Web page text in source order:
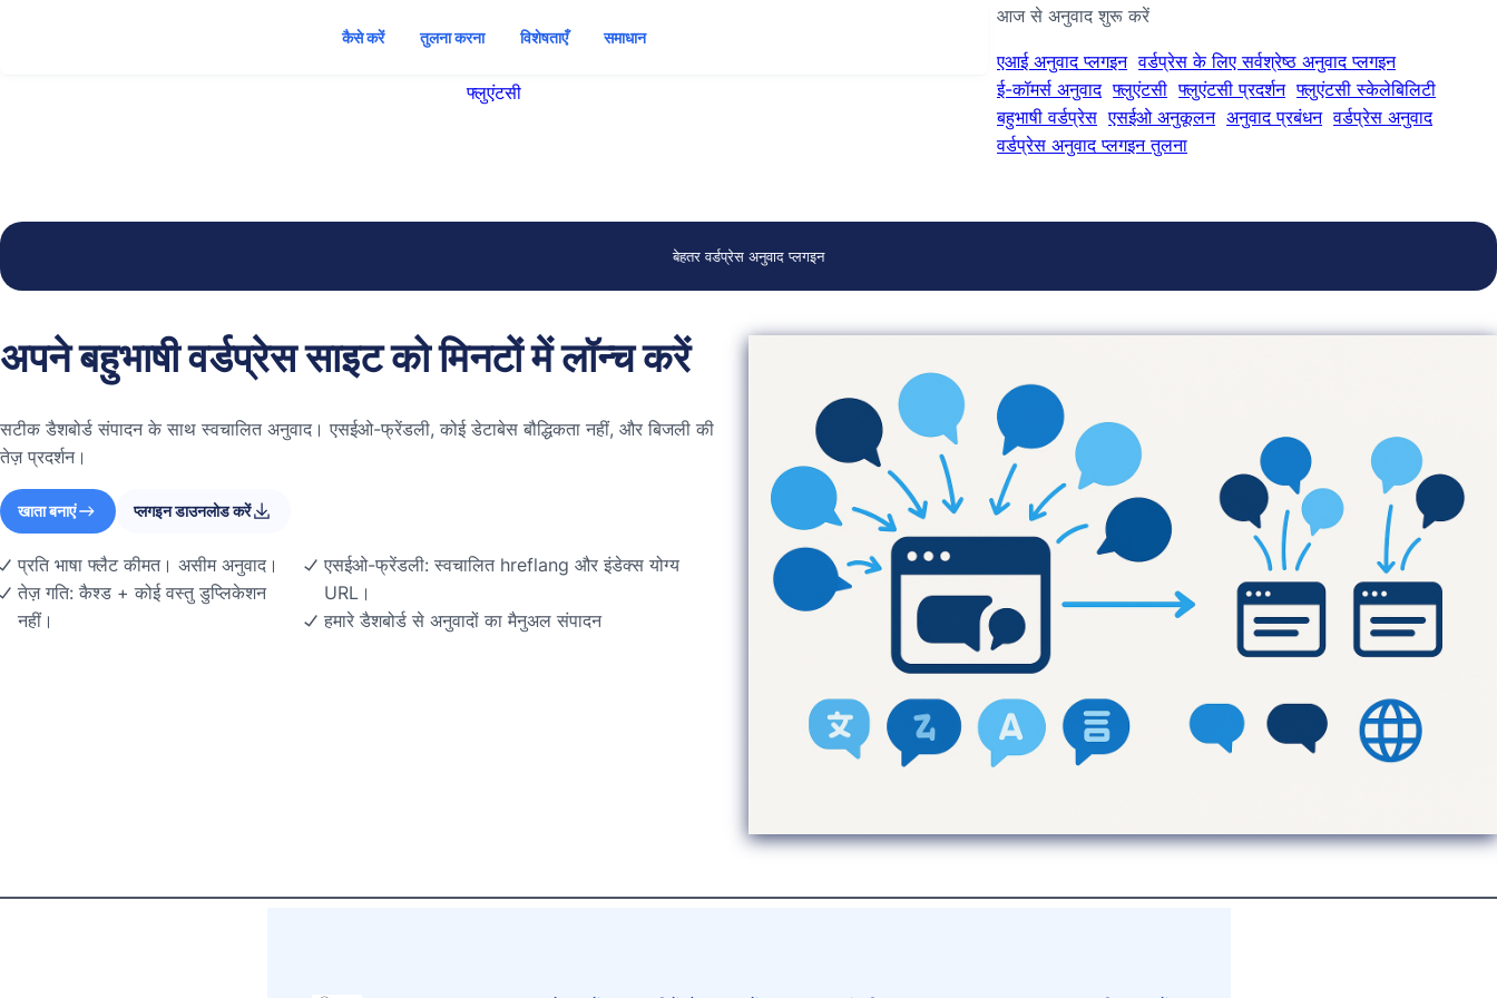
कैसे करें तुलना करना विशेषताएँ समाधान
फ्लुएंटसी
आज से अनुवाद शुरू करें
एआई अनुवाद प्लगइन वर्डप्रेस के लिए सर्वश्रेष्ठ अनुवाद प्लगइन
ई-कॉमर्स अनुवाद फ्लुएंटसी फ्लुएंटसी प्रदर्शन फ्लुएंटसी स्केलेबिलिटी
बहुभाषी वर्डप्रेस एसईओ अनुकूलन अनुवाद प्रबंधन वर्डप्रेस अनुवाद
वर्डप्रेस अनुवाद प्लगइन तुलना
बेहतर वर्डप्रेस अनुवाद प्लगइन
अपने बहुभाषी वर्डप्रेस साइट को मिनटों में लॉन्च करें
सटीक डैशबोर्ड संपादन के साथ स्वचालित अनुवाद। एसईओ-फ्रेंडली, कोई डेटाबेस बौद्धिकता नहीं, और बिजली की
तेज़ प्रदर्शन।
खाता बनाएं प्लगइन डाउनलोड करें
प्रति भाषा फ्लैट कीमत। असीम अनुवाद।
तेज़ गति: कैश्ड + कोई वस्तु डुप्लिकेशन
नहीं।
एसईओ-फ्रेंडली: स्वचालित hreflang और इंडेक्स योग्य
URL।
हमारे डैशबोर्ड से अनुवादों का मैनुअल संपादन